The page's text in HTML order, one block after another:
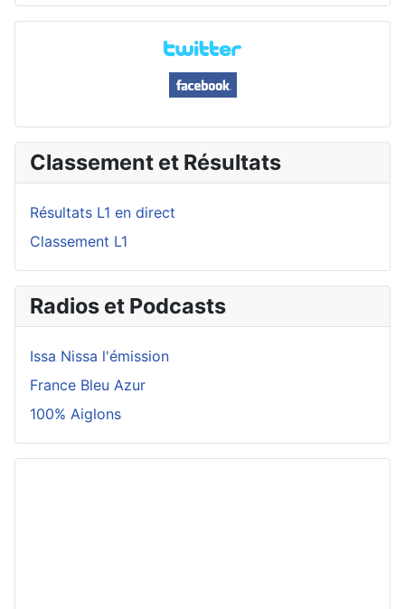
Classement et Résultats
Résultats L1 en direct
Classement L1
Radios et Podcasts
Issa Nissa l'émission
France Bleu Azur
100% Aiglons